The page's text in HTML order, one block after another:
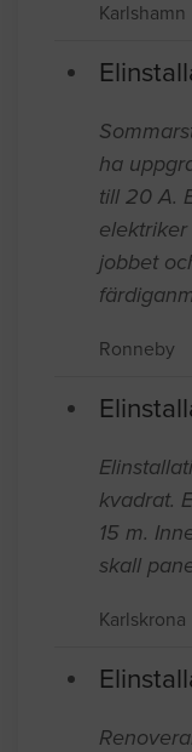
Karlshamn
ha
till 20 A.
jobbet
Ronneby
kvadrat.
15 m.
skall
Karlskrona